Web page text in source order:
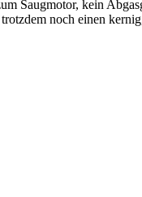
Saugmotor, kein
noch einen